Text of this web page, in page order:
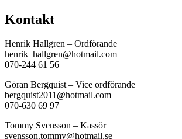
Kontakt
Henrik Hallgren – Ordförande
henrik_hallgren@hotmail.com
070-244 61 56
Göran Bergquist – Vice ordförande
bergquist2011@hotmail.com
070-630 69 97
Tommy Svensson – Kassör
svensson.tommy@hotmail.se